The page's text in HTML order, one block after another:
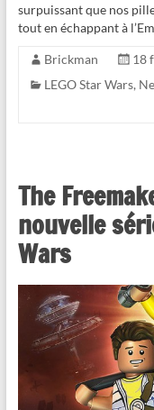
surpuissant que nos
tout en échappant à
Brickman
18
LEGO Star Wars,
The
nouvelle
Wars